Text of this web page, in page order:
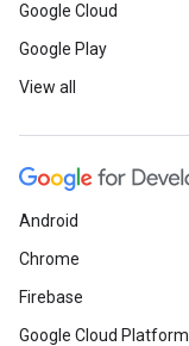
Google Cloud
Google Play
View all
Android
Chrome
Firebase
Google Cloud Platform